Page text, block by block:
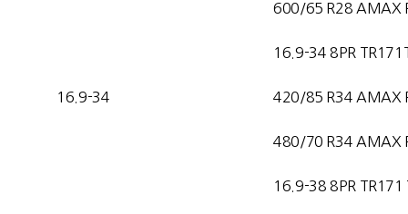
600/65 R28 AMAX
16.9-34
16.9-34 8PR
420/85 R34 AMAX
480/70 R34 AMAX
16.9-38 8PR TR171